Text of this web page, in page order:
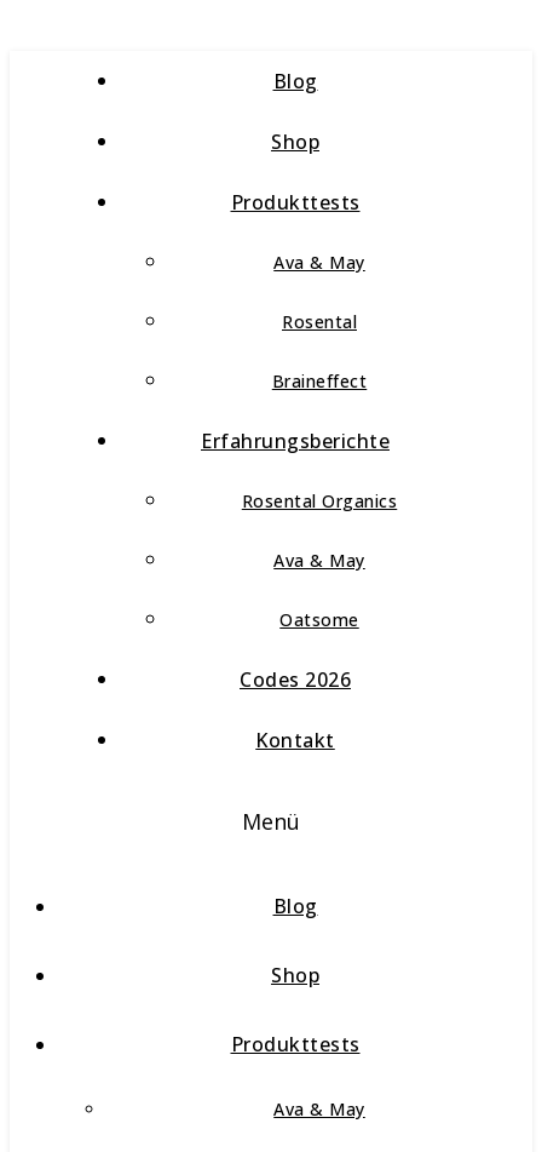
Blog
Shop
Produkttests
Ava & May
Rosental
Braineffect
Erfahrungsberichte
Rosental Organics
Ava & May
Oatsome
Codes 2026
Kontakt
Menü
Blog
Shop
Produkttests
Ava & May